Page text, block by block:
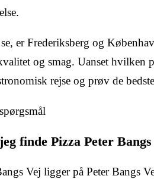
er Frederiksberg og
og smag. Uanset hvilken
rejse og prøv de
finde Pizza Peter Bangs
Vej ligger på Peter Bangs